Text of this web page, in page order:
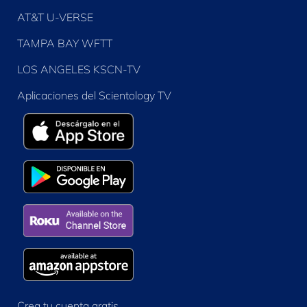
AT&T U-VERSE
TAMPA BAY WFTT
LOS ANGELES KSCN-TV
Aplicaciones del Scientology TV